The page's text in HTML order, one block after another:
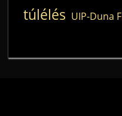
túlélés UIP-Duna